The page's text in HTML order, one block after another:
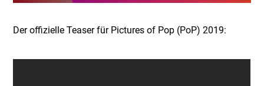
Der offizielle Teaser für Pictures of Pop (PoP) 2019: